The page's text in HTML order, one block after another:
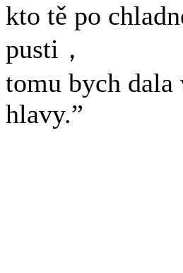
kto tě po
pusti，
tomu bych
hlavy.”